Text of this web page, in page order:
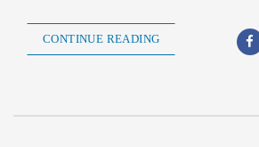
CONTINUE READING